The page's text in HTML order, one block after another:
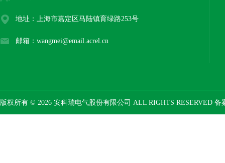
地址：上海市嘉定区马陆镇育绿路253号
邮箱：wangmei@email.acrel.cn
版权所有 © 2026 安科瑞电气股份有限公司 ALL RIGHTS RESERVED 备